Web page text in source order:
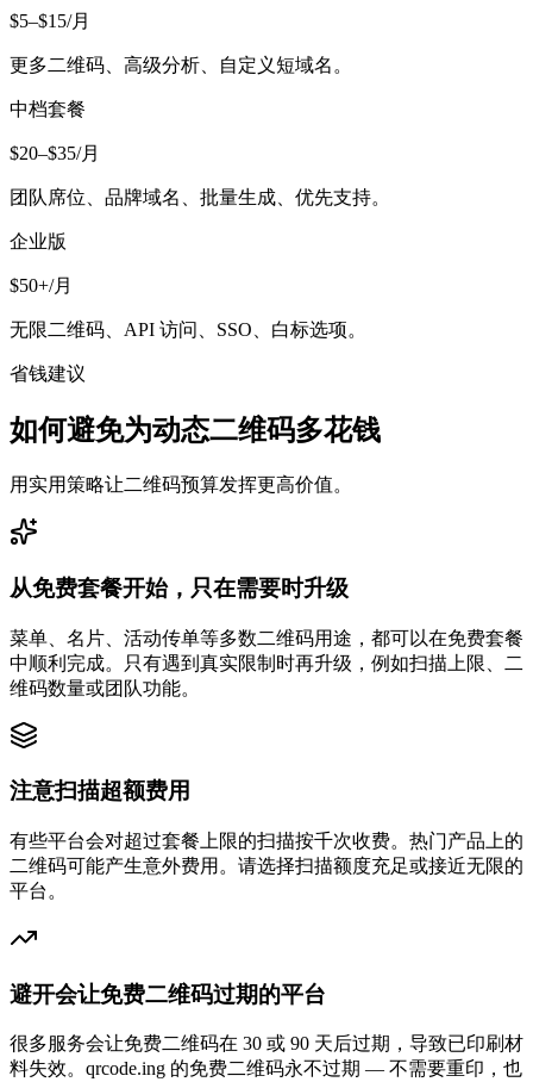
$5–$15/月
更多二维码、高级分析、自定义短域名。
中档套餐
$20–$35/月
团队席位、品牌域名、批量生成、优先支持。
企业版
$50+/月
无限二维码、API 访问、SSO、白标选项。
省钱建议
如何避免为动态二维码多花钱
用实用策略让二维码预算发挥更高价值。
从免费套餐开始，只在需要时升级
菜单、名片、活动传单等多数二维码用途，都可以在免费套餐
中顺利完成。只有遇到真实限制时再升级，例如扫描上限、二
维码数量或团队功能。
注意扫描超额费用
有些平台会对超过套餐上限的扫描按千次收费。热门产品上的
二维码可能产生意外费用。请选择扫描额度充足或接近无限的
平台。
避开会让免费二维码过期的平台
很多服务会让免费二维码在 30 或 90 天后过期，导致已印刷材
料失效。qrcode.ing 的免费二维码永不过期 — 不需要重印，也